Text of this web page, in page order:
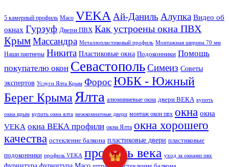
5 камерный профиль Maco VEKA Ай-Даниль Алупка Видео об
окнах Гурзуф Двери ПВХ Как устроены окна ПВХ
КрымМассандра Металлопластиковый профиль Монтажная ширина 70 мм
Наши партнеры Никита Пластиковые окна Подоконники Помощь
покупателю окон СевастопольСимеиз Советы
экспертов Услуги Ялта Крым ФоросЮБК - Южный
Берег Крыма Ялта алюминиевые окна двери ВЕКА купить
окна крым купить окна ялта межкомнатные двери монтаж окон пвх окна окна
VEKA окна ВЕКА профили окна Ялта окна хорошего
качества остекление балкона пластиковые двери пластиковые
подоконники профиль VEKA профиль века уход за окнами пвх